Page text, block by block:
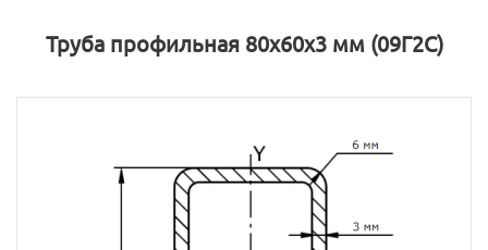
Труба профильная 80х60х3 мм (09Г2С)